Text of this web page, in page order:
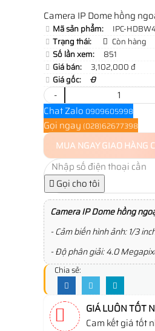
Camera IP Dome hồng
Mã sản phẩm:
IPC-
Trạng thái:
Còn hàng
Số lần xem:
851
Giá bán:
3,102,000 đ
Giá gốc:
0
-
Chat Zalo 0909605998
Gọi ngay (028)62677398
MUA NGAYGIAO HÀNG
Gọi cho tôi
Camera IP Dome hồng
- Cảm biến hình ảnh: 1/3
- Độ phân giải: 4.0
Chia sẻ:
GIÁ LUÔN TỐT
Cam kết giá tốt